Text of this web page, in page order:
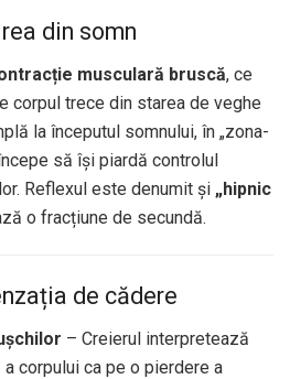
din somn
musculară bruscă, ce
corpul trece din starea de veghe
la începutul somnului, în „zona-
să își piardă controlul
Reflexul este denumit și „hipnic
o fracțiune de secundă.
de cădere
– Creierul interpretează
corpului ca pe o pierdere a